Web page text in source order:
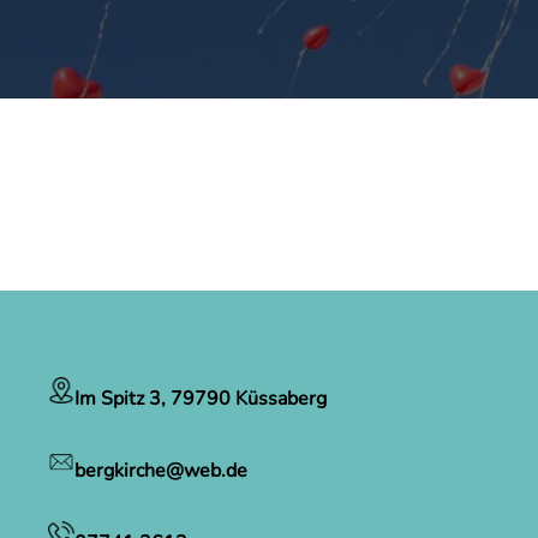
Im Spitz 3, 79790 Küssaberg
bergkirche@web.de